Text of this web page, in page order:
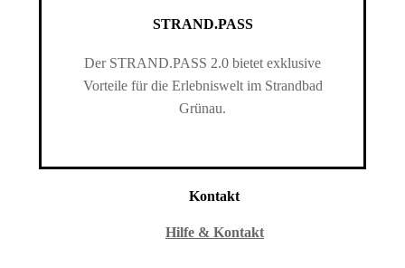
STRAND.PASS
Der STRAND.PASS 2.0 bietet exklusive
Vorteile für die Erlebniswelt im Strandbad
Grünau.
Kontakt
Hilfe & Kontakt